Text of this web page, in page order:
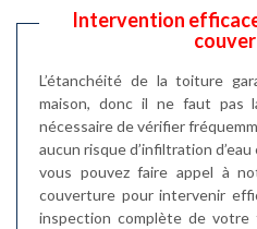
Intervention
L’étanchéité de la toiture
maison, donc il ne faut pas
nécessaire de vérifier
aucun risque d’infiltration
vous pouvez faire appel à
couverture pour intervenir
inspection complète de